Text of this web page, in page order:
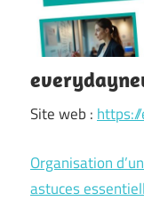
Site web :
Organisation
astuces